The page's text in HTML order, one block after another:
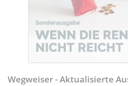
Wegweiser - Aktualisierte